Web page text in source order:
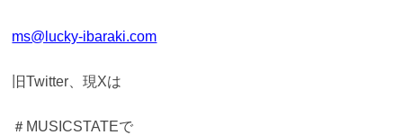
ms@lucky-ibaraki.com
旧Twitter、現Xは
＃MUSICSTATEで